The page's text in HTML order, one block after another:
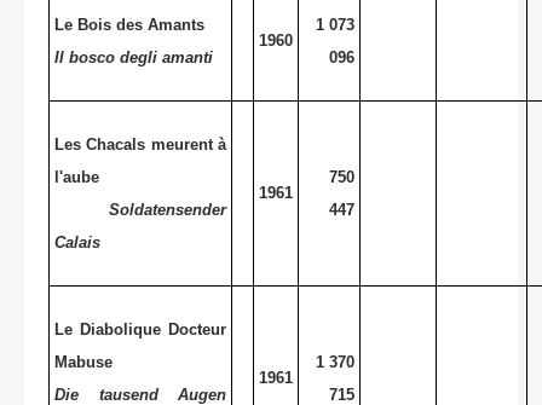
Le Bois des Amants
Il bosco degli amanti
1960
1 073
096
Les Chacals meurent à
l'aube
Soldatensender
Calais
1961
750
447
Le Diabolique Docteur
Mabuse
Die tausend Augen
1961
1 370
715